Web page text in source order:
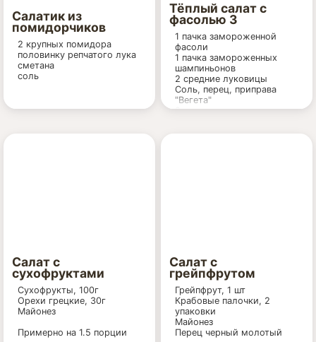
Салатик из
помидорчиков
2 крупных помидора
половинку репчатого лука
сметана
соль
Тёплый салат с
фасолью 3
1 пачка замороженной
фасоли
1 пачка замороженных
шампиньонов
2 средние луковицы
Соль, перец, приправа
"Вегета"
2 столовые ложки
Салат с
сухофруктами
Сухофрукты, 100г
Орехи грецкие, 30г
Майонез
Примерно на 1.5 порции
Салат с
грейпфрутом
Грейпфрут, 1 шт
Крабовые палочки, 2
упаковки
Майонез
Перец черный молотый